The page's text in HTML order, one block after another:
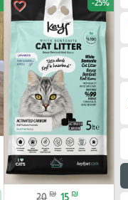
favorite_border -25%
20 ₪ 15 ₪